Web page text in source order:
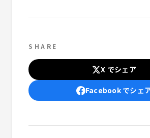
SHARE
X でシェア
Facebook でシェ